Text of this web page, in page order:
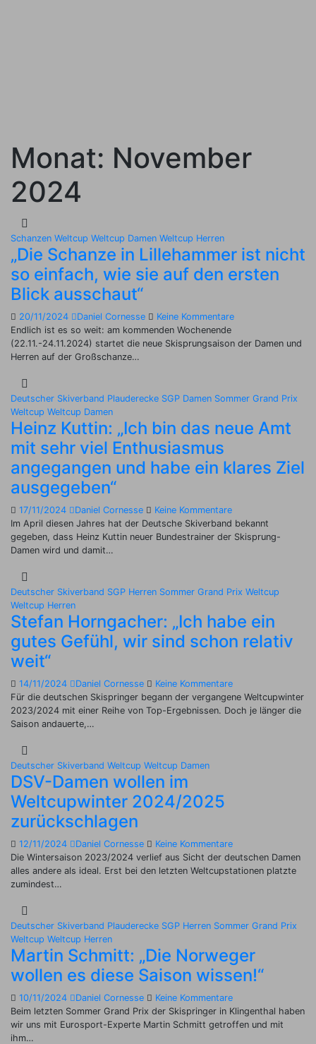
Monat: November
2024
Schanzen Weltcup Weltcup Damen Weltcup Herren
„Die Schanze in Lillehammer ist nicht
so einfach, wie sie auf den ersten
Blick ausschaut“
20/11/2024 Daniel Cornesse
Keine Kommentare
Endlich ist es so weit: am kommenden Wochenende
(22.11.-24.11.2024) startet die neue Skisprungsaison der Damen und
Herren auf der Großschanze…
Deutscher Skiverband Plauderecke SGP Damen Sommer Grand Prix
Weltcup Weltcup Damen
Heinz Kuttin: „Ich bin das neue Amt
mit sehr viel Enthusiasmus
angegangen und habe ein klares Ziel
ausgegeben“
17/11/2024 Daniel Cornesse
Keine Kommentare
Im April diesen Jahres hat der Deutsche Skiverband bekannt
gegeben, dass Heinz Kuttin neuer Bundestrainer der Skisprung-
Damen wird und damit…
Deutscher Skiverband SGP Herren Sommer Grand Prix Weltcup
Weltcup Herren
Stefan Horngacher: „Ich habe ein
gutes Gefühl, wir sind schon relativ
weit“
14/11/2024 Daniel Cornesse
Keine Kommentare
Für die deutschen Skispringer begann der vergangene Weltcupwinter
2023/2024 mit einer Reihe von Top-Ergebnissen. Doch je länger die
Saison andauerte,…
Deutscher Skiverband Weltcup Weltcup Damen
DSV-Damen wollen im
Weltcupwinter 2024/2025
zurückschlagen
12/11/2024 Daniel Cornesse
Keine Kommentare
Die Wintersaison 2023/2024 verlief aus Sicht der deutschen Damen
alles andere als ideal. Erst bei den letzten Weltcupstationen platzte
zumindest…
Deutscher Skiverband Plauderecke SGP Herren Sommer Grand Prix
Weltcup Weltcup Herren
Martin Schmitt: „Die Norweger
wollen es diese Saison wissen!“
10/11/2024 Daniel Cornesse
Keine Kommentare
Beim letzten Sommer Grand Prix der Skispringer in Klingenthal haben
wir uns mit Eurosport-Experte Martin Schmitt getroffen und mit
ihm…